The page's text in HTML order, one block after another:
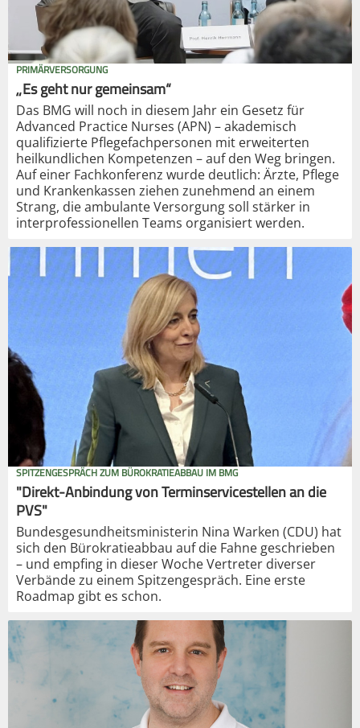
PRIMÄRVERSORGUNG
„Es geht nur gemeinsam“
Das BMG will noch in diesem Jahr ein Gesetz für
Advanced Practice Nurses (APN) – akademisch
qualifizierte Pflegefachpersonen mit erweiterten
heilkundlichen Kompetenzen – auf den Weg bringen.
Auf einer Fachkonferenz wurde deutlich: Ärzte, Pflege
und Krankenkassen ziehen zunehmend an einem
Strang, die ambulante Versorgung soll stärker in
interprofessionellen Teams organisiert werden.
SPITZENGESPRÄCH ZUM BÜROKRATIEABBAU IM BMG
"Direkt-Anbindung von Terminservicestellen an die
PVS"
Bundesgesundheitsministerin Nina Warken (CDU) hat
sich den Bürokratieabbau auf die Fahne geschrieben
– und empfing in dieser Woche Vertreter diverser
Verbände zu einem Spitzengespräch. Eine erste
Roadmap gibt es schon.